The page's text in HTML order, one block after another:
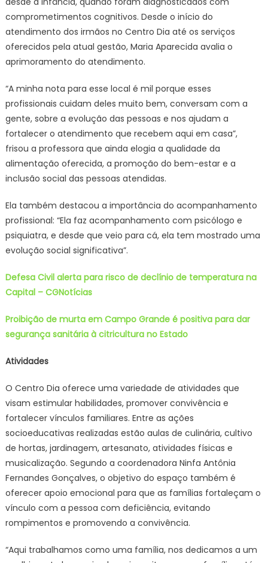
comprometimentos cognitivos. Desde o início do
atendimento dos irmãos no Centro Dia até os serviços
oferecidos pela atual gestão, Maria Aparecida avalia o
aprimoramento do atendimento.
“A minha nota para esse local é mil porque esses
profissionais cuidam deles muito bem, conversam com a
gente, sobre a evolução das pessoas e nos ajudam a
fortalecer o atendimento que recebem aqui em casa”,
frisou a professora que ainda elogia a qualidade da
alimentação oferecida, a promoção do bem-estar e a
inclusão social das pessoas atendidas.
Ela também destacou a importância do acompanhamento
profissional: “Ela faz acompanhamento com psicólogo e
psiquiatra, e desde que veio para cá, ela tem mostrado uma
evolução social significativa”.
Defesa Civil alerta para risco de declínio de temperatura na
Capital – CGNotícias
Proibição de murta em Campo Grande é positiva para dar
segurança sanitária à citricultura no Estado
Atividades
O Centro Dia oferece uma variedade de atividades que
visam estimular habilidades, promover convivência e
fortalecer vínculos familiares. Entre as ações
socioeducativas realizadas estão aulas de culinária, cultivo
de hortas, jardinagem, artesanato, atividades físicas e
musicalização. Segundo a coordenadora Ninfa Antônia
Fernandes Gonçalves, o objetivo do espaço também é
oferecer apoio emocional para que as famílias fortaleçam o
vínculo com a pessoa com deficiência, evitando
rompimentos e promovendo a convivência.
“Aqui trabalhamos como uma família, nos dedicamos a um